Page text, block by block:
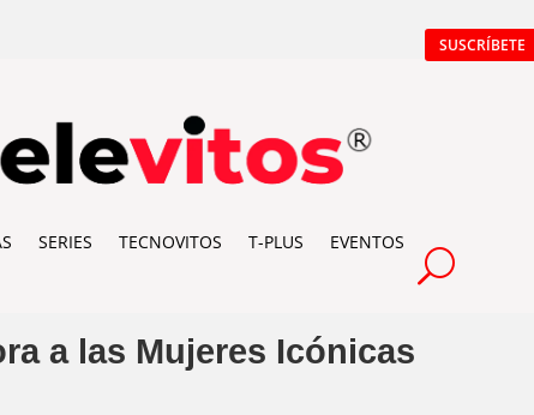
SUSCRÍBETE
SERIES TECNOVITOS T-PLUS EVENTOS
a las Mujeres Icónicas